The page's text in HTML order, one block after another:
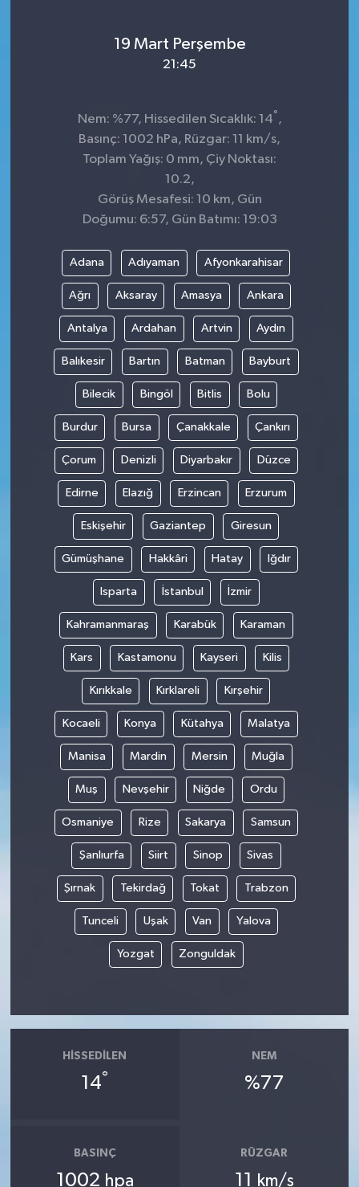
19 Mart Perşembe
21:45
Nem: %77, Hissedilen Sıcaklık: 14° ,
Basınç: 1002 hPa, Rüzgar: 11 km/s,
Toplam Yağış: 0 mm, Çiy Noktası:
10.2,
Görüş Mesafesi: 10 km, Gün
Doğumu: 6:57, Gün Batımı: 19:03
Adana Adıyaman Afyonkarahisar
Ağrı Aksaray Amasya Ankara
Antalya Ardahan Artvin Aydın
Balıkesir Bartın Batman Bayburt
Bilecik Bingöl Bitlis Bolu
Burdur Bursa Çanakkale Çankırı
Çorum Denizli Diyarbakır Düzce
Edirne Elazığ Erzincan Erzurum
Eskişehir Gaziantep Giresun
Gümüşhane Hakkâri Hatay Iğdır
Isparta İstanbul İzmir
Kahramanmaraş Karabük Karaman
Kars Kastamonu Kayseri Kilis
Kırıkkale Kırklareli Kırşehir
Kocaeli Konya Kütahya Malatya
Manisa Mardin Mersin Muğla
Muş Nevşehir Niğde Ordu
Osmaniye Rize Sakarya Samsun
Şanlıurfa Siirt Sinop Sivas
Şırnak Tekirdağ Tokat Trabzon
Tunceli Uşak Van Yalova
Yozgat Zonguldak
HISSEDILEN
14°
NEM
%77
BASINÇ
1002 hpa
RÜZGAR
11 km/s